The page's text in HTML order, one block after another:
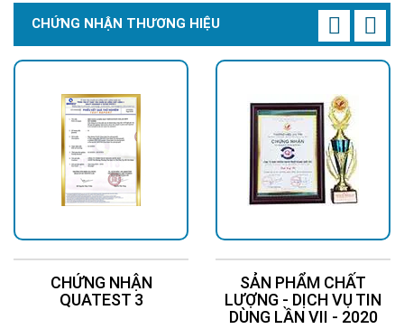
CHỨNG NHẬN THƯƠNG HIỆU
CHỨNG NHẬN
QUATEST 3
SẢN PHẨM CHẤT
LƯỢNG - DỊCH VỤ TIN
DÙNG LẦN VII - 2020